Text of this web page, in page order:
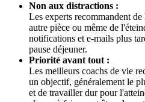
Non aux distractions :
Les experts recommandent
autre pièce ou même de
notifications et e-mails plus
pause déjeuner.
Priorité avant tout :
Les meilleurs coachs de vie
un objectif, généralement le
et de travailler dur pour